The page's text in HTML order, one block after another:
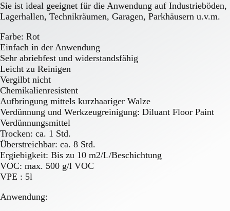
Sie ist ideal geeignet für die Anwendung auf Industrieböden,
Lagerhallen, Technikräumen, Garagen, Parkhäusern u.v.m.
Farbe: Rot
Einfach in der Anwendung
Sehr abriebfest und widerstandsfähig
Leicht zu Reinigen
Vergilbt nicht
Chemikalienresistent
Aufbringung mittels kurzhaariger Walze
Verdünnung und Werkzeugreinigung: Diluant Floor Paint
Verdünnungsmittel
Trocken: ca. 1 Std.
Überstreichbar: ca. 8 Std.
Ergiebigkeit: Bis zu 10 m2/L/Beschichtung
VOC: max. 500 g/l VOC
VPE : 5l
Anwendung: